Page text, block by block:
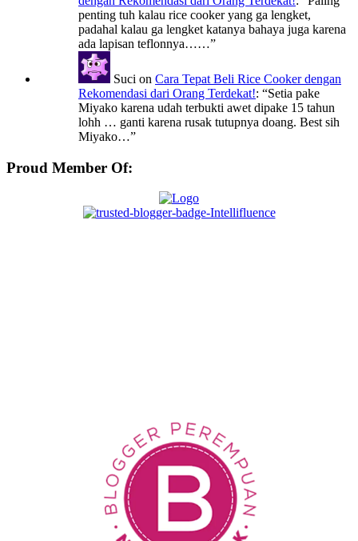
penting tuh kalau rice cooker yang ga lengket,
padahal kalau ga lengket katanya bahaya juga karena
ada lapisan teflonnya……”
Suci on Cara Tepat Beli Rice Cooker dengan
Rekomendasi dari Orang Terdekat!: “Setia pake
Miyako karena udah terbukti awet dipake 15 tahun
lohh … ganti karena rusak tutupnya doang. Best sih
Miyako…”
Proud Member Of: